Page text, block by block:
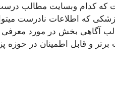
کدام وبسایت مطالب درست
که اطلاعات نادرست
آگاهی بخش در مورد
شدیم تا به معرفی 5 وبسایت برتر و قابل